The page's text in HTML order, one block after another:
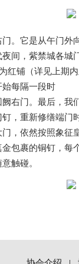
。它是从午门外
间，紫禁城各城
红铺（详见上期
每隔一段时
右门。最后，我
，重新修缮端
，依然按照象征
包裹的铜钉，每
触碰。